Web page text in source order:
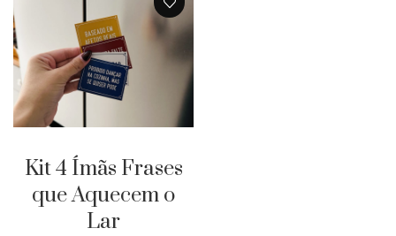
Kit 4 Ímãs Frases
que Aquecem o
Lar